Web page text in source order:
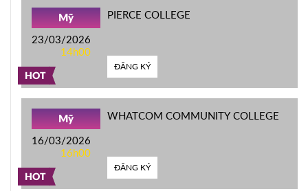
HOT
Mỹ
23/03/2026
14h00
PIERCE COLLEGE
ĐĂNG KÝ
HOT
Mỹ
16/03/2026
16h00
WHATCOM COMMUNITY COLLEGE
ĐĂNG KÝ